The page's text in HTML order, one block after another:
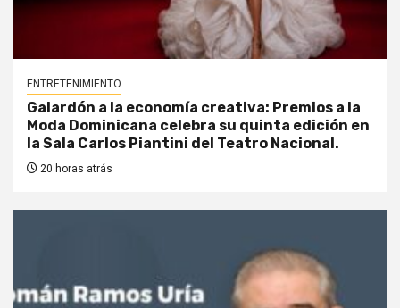
ENTRETENIMIENTO
Galardón a la economía creativa: Premios a la
Moda Dominicana celebra su quinta edición en
la Sala Carlos Piantini del Teatro Nacional.
20 horas atrás